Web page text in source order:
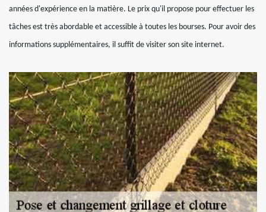
années d'expérience en la matière. Le prix qu'il propose pour effectuer les
tâches est très abordable et accessible à toutes les bourses. Pour avoir des
informations supplémentaires, il suffit de visiter son site internet.